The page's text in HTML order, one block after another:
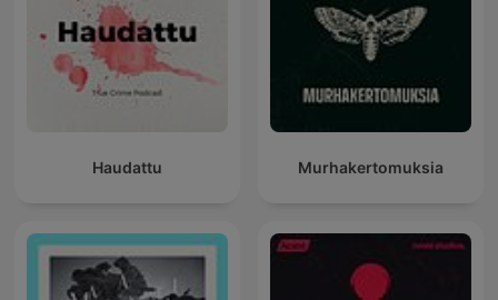
Haudattu Murhakertomuksia